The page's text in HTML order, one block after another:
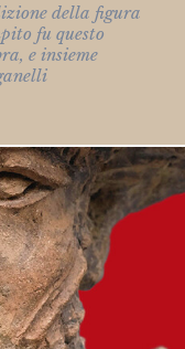
della figura
fu questo
e insieme